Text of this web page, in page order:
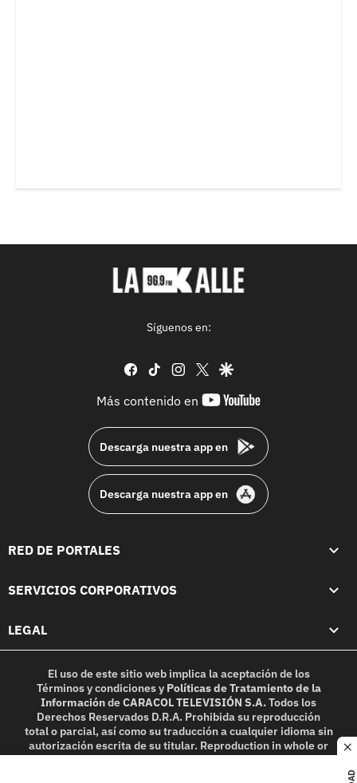
Síguenos en:
facebook
tiktok instagram
twittergoogle
Más contenido en
youtube-
Descarga nuestra app en
Descarga nuestra app en
RED DE PORTALES
SERVICIOS CORPORATIVOS
LEGAL
El uso de este sitio web implica la aceptación de los
Términos y condicionesy Políticas de Tratamiento de la
InformacióndeCARACOL TELEVISIÓN S.A.Todos los
Derechos Reservados D.R.A. Prohibida su reproducción
total o parcial, así como su traducción a cualquier idioma sin
autorización escrita de su titular. Reproduction in whole or